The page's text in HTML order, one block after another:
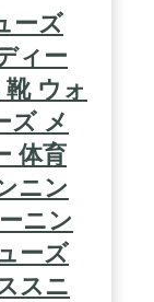
ます。問
保証があ
ーズ
ィー
ウォ
ズ メ
体育
ニン
ニン
ーズ
スニ